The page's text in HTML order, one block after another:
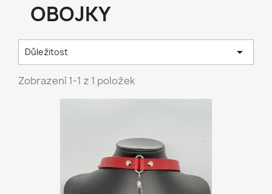
OBOJKY
Důležitost 
Zobrazení 1-1 z 1 položek